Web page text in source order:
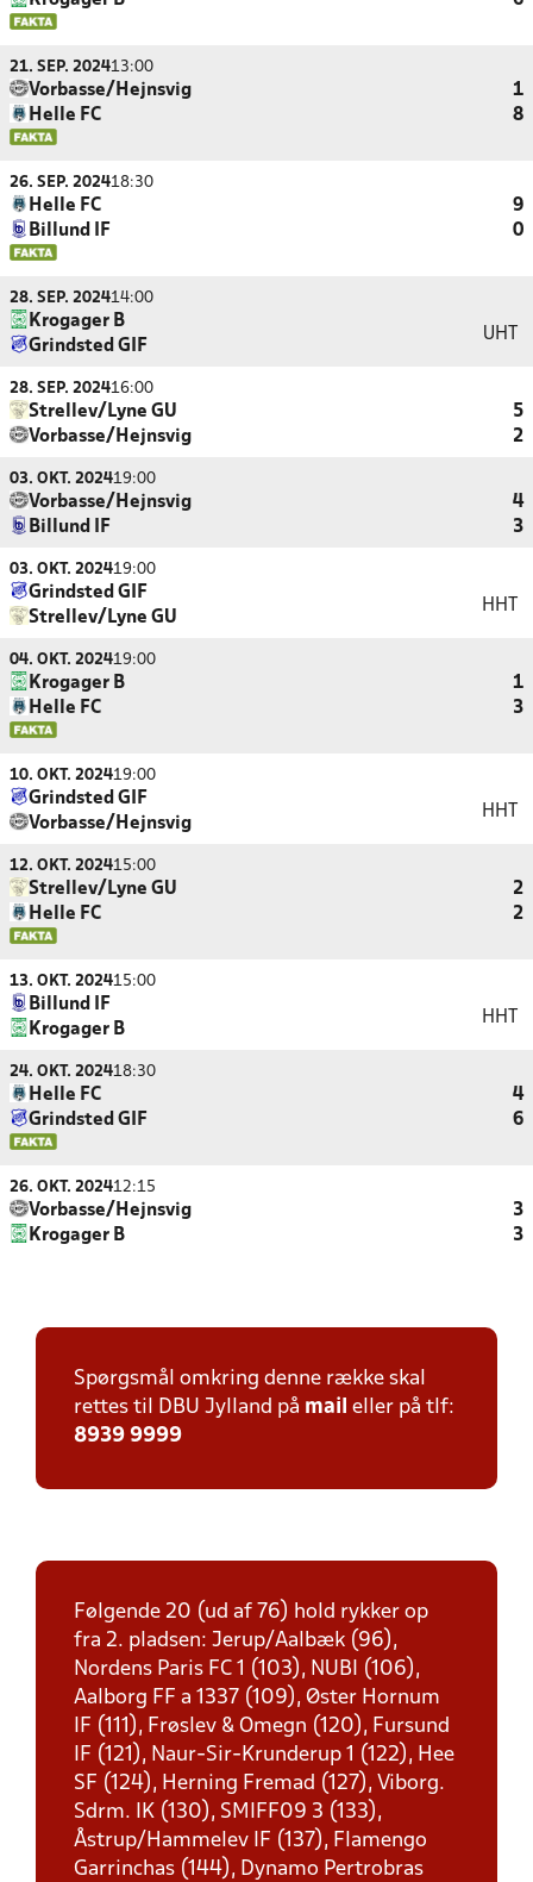
21. SEP. 202413:00
Vorbasse/Hejnsvig
1
Helle FC
8
26. SEP. 202418:30
Helle FC
9
Billund IF
0
28. SEP. 202414:00
Krogager B
Grindsted GIF
UHT
28. SEP. 202416:00
Strellev/Lyne GU
5
Vorbasse/Hejnsvig
2
03. OKT. 202419:00
Vorbasse/Hejnsvig
4
Billund IF
3
03. OKT. 202419:00
Grindsted GIF
Strellev/Lyne GU
HHT
04. OKT. 202419:00
Krogager B
1
Helle FC
3
10. OKT. 202419:00
Grindsted GIF
Vorbasse/Hejnsvig
HHT
12. OKT. 202415:00
Strellev/Lyne GU
2
Helle FC
2
13. OKT. 202415:00
Billund IF
Krogager B
HHT
24. OKT. 202418:30
Helle FC
4
Grindsted GIF
6
26. OKT. 202412:15
Vorbasse/Hejnsvig
3
Krogager B
3
Spørgsmål omkring denne række skal
rettes til DBU Jylland på mail eller på tlf:
8939 9999
Følgende 20 (ud af 76) hold rykker op
fra 2. pladsen: Jerup/Aalbæk (96),
Nordens Paris FC 1 (103), NUBI (106),
Aalborg FF a 1337 (109), Øster Hornum
IF (111), Frøslev & Omegn (120), Fursund
IF (121), Naur-Sir-Krunderup 1 (122), Hee
SF (124), Herning Fremad (127), Viborg.
Sdrm. IK (130), SMIFF09 3 (133),
Åstrup/Hammelev IF (137), Flamengo
Garrinchas (144), Dynamo Pertrobras